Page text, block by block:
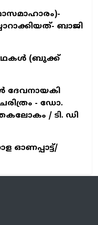
ബാജി
(ബുക്ക്
ദേവനായകി
- ഡോ.
/ ടി. ഡി
ഓണപ്പാട്ട്/